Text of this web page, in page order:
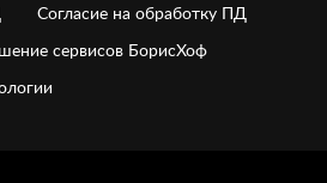
Согласие на обработку ПД
сервисов БорисХоф